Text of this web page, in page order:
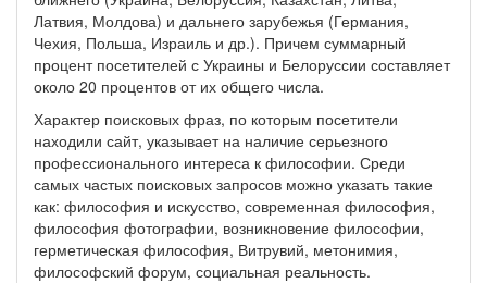
Латвия, Молдова) и дальнего зарубежья (Германия,
Чехия, Польша, Израиль и др.). Причем суммарный
процент посетителей с Украины и Белоруссии составляет
около 20 процентов от их общего числа.
Характер поисковых фраз, по которым посетители
находили сайт, указывает на наличие серьезного
профессионального интереса к философии. Среди
самых частых поисковых запросов можно указать такие
как: философия и искусство, современная философия,
философия фотографии, возникновение философии,
герметическая философия, Витрувий, метонимия,
философский форум, социальная реальность.